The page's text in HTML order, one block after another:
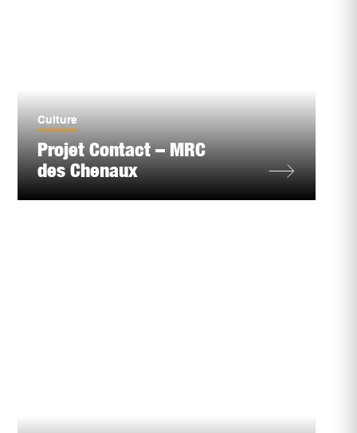
Culture
Projet Contact – MRC
des Chenaux